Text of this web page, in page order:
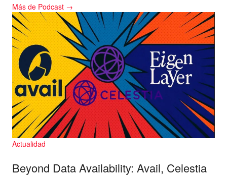
Más de Podcast →
Actualidad
Beyond Data Availability: Avail, Celestia